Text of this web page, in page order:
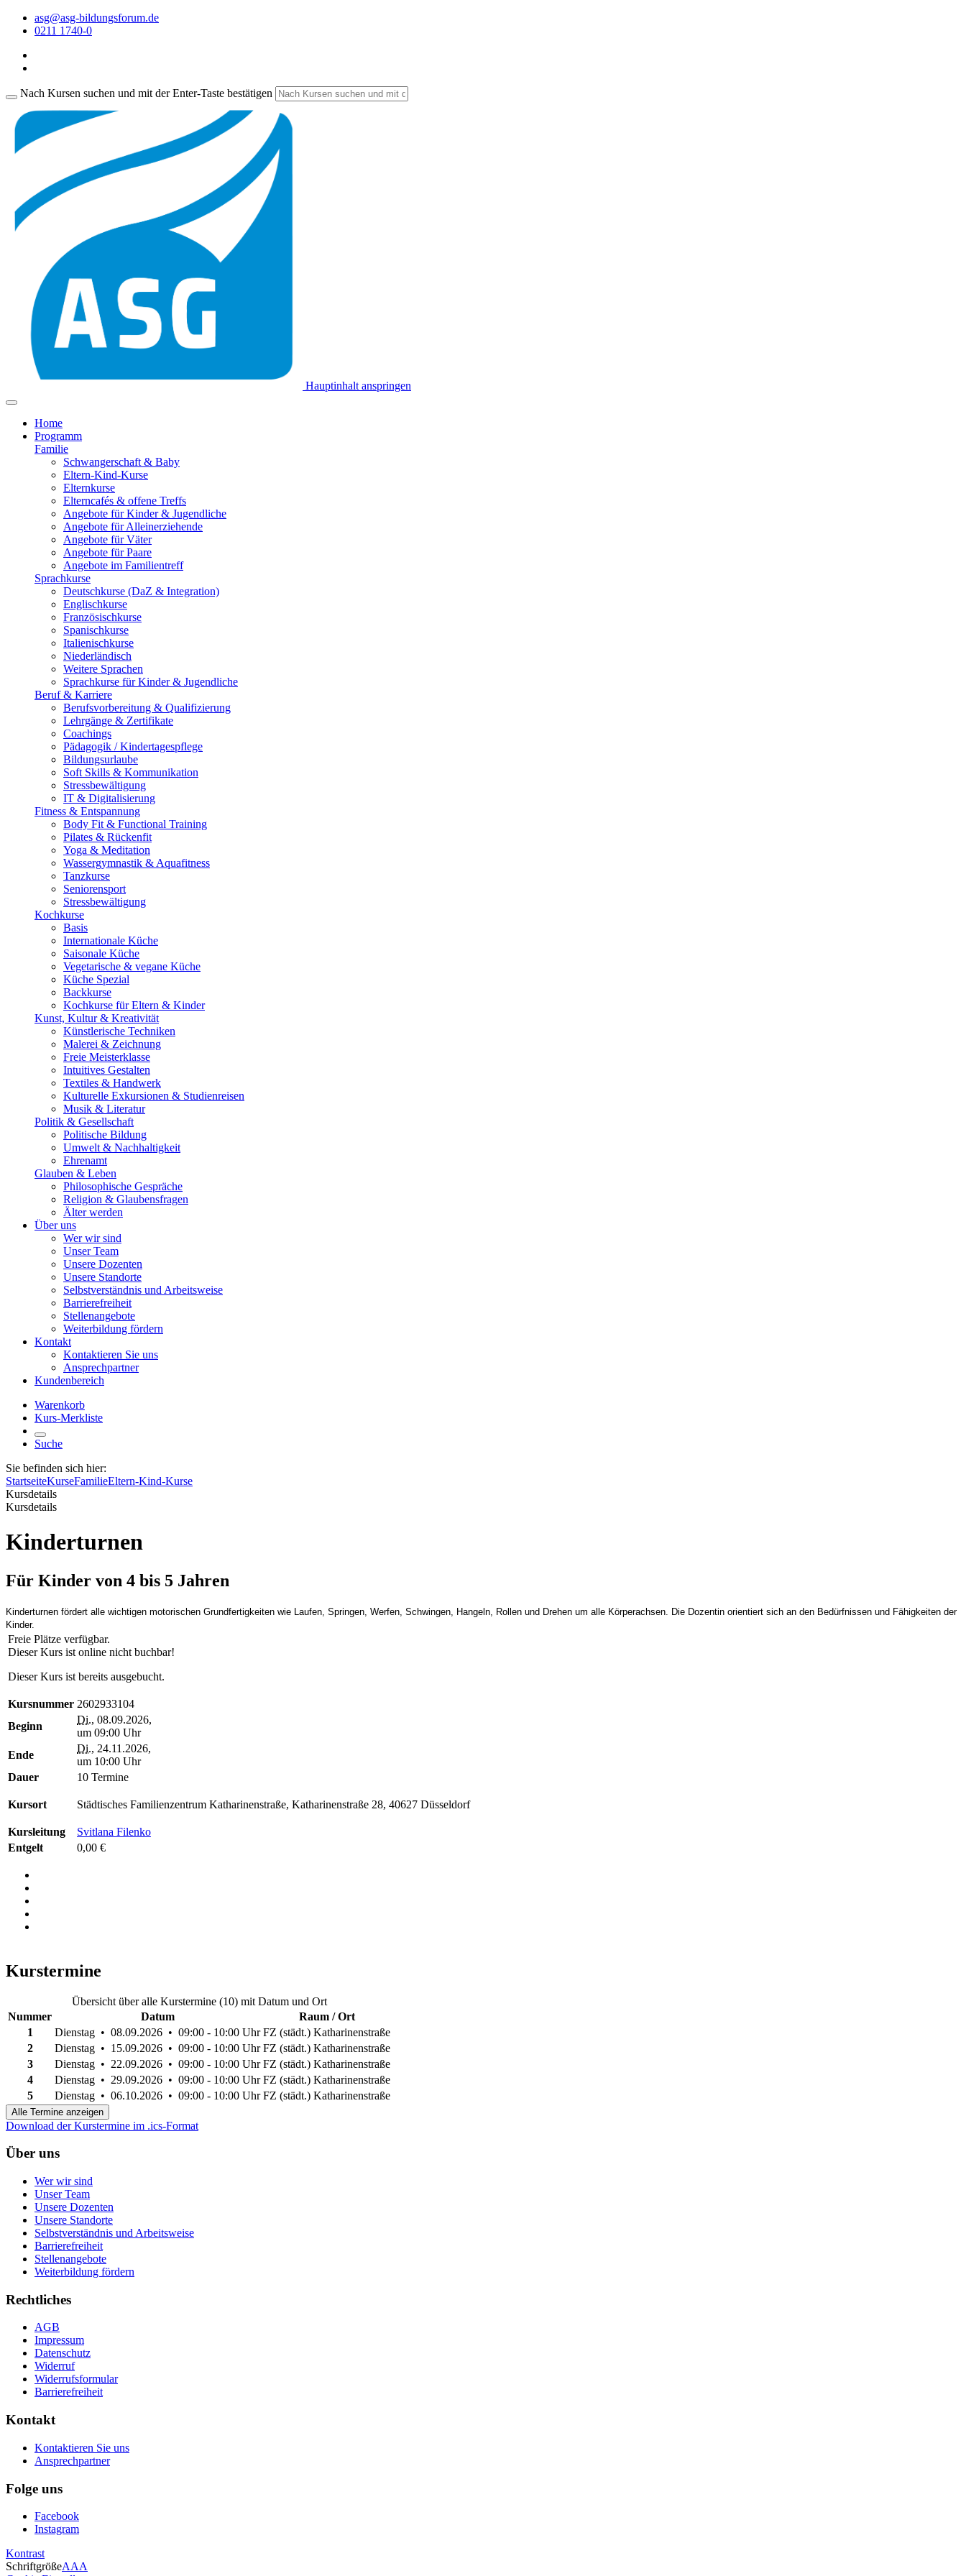
asg@asg-bildungsforum.de
0211 1740-0
Nach Kursen suchen und mit der Enter-Taste bestätigen
Hauptinhalt anspringen
Home
Programm
Familie
Schwangerschaft & Baby
Eltern-Kind-Kurse
Elternkurse
Elterncafés & offene Treffs
Angebote für Kinder & Jugendliche
Angebote für Alleinerziehende
Angebote für Väter
Angebote für Paare
Angebote im Familientreff
Sprachkurse
Deutschkurse (DaZ & Integration)
Englischkurse
Französischkurse
Spanischkurse
Italienischkurse
Niederländisch
Weitere Sprachen
Sprachkurse für Kinder & Jugendliche
Beruf & Karriere
Berufsvorbereitung & Qualifizierung
Lehrgänge & Zertifikate
Coachings
Pädagogik / Kindertagespflege
Bildungsurlaube
Soft Skills & Kommunikation
Stressbewältigung
IT & Digitalisierung
Fitness & Entspannung
Body Fit & Functional Training
Pilates & Rückenfit
Yoga & Meditation
Wassergymnastik & Aquafitness
Tanzkurse
Seniorensport
Stressbewältigung
Kochkurse
Basis
Internationale Küche
Saisonale Küche
Vegetarische & vegane Küche
Küche Spezial
Backkurse
Kochkurse für Eltern & Kinder
Kunst, Kultur & Kreativität
Künstlerische Techniken
Malerei & Zeichnung
Freie Meisterklasse
Intuitives Gestalten
Textiles & Handwerk
Kulturelle Exkursionen & Studienreisen
Musik & Literatur
Politik & Gesellschaft
Politische Bildung
Umwelt & Nachhaltigkeit
Ehrenamt
Glauben & Leben
Philosophische Gespräche
Religion & Glaubensfragen
Älter werden
Über uns
Wer wir sind
Unser Team
Unsere Dozenten
Unsere Standorte
Selbstverständnis und Arbeitsweise
Barrierefreiheit
Stellenangebote
Weiterbildung fördern
Kontakt
Kontaktieren Sie uns
Ansprechpartner
Kundenbereich
Warenkorb
Kurs-Merkliste
Suche
Sie befinden sich hier:
StartseiteKurseFamilieEltern-Kind-Kurse
Kursdetails
Kursdetails
Kinderturnen
Für Kinder von 4 bis 5 Jahren
Kinderturnen fördert alle wichtigen motorischen Grundfertigkeiten wie Laufen, Springen, Werfen, Schwingen, Hangeln, Rollen und Drehen um alle Körperachsen. Die Dozentin orientiert sich an den Bedürfnissen und Fähigkeiten der
Kinder.
Freie Plätze verfügbar.
Dieser Kurs ist online nicht buchbar!
Dieser Kurs ist bereits ausgebucht.
Kursnummer 2602933104
Beginn
Di., 08.09.2026,
um 09:00 Uhr
Ende
Di., 24.11.2026,
um 10:00 Uhr
Dauer
10 Termine
Kursort Städtisches Familienzentrum Katharinenstraße, Katharinenstraße 28, 40627 Düsseldorf
Kursleitung
Svitlana Filenko
Entgelt
0,00 €
Kurstermine
Übersicht über alle Kurstermine (10) mit Datum und Ort
Nummer
Datum
Raum / Ort
1
Dienstag • 08.09.2026 • 09:00 - 10:00 Uhr FZ (städt.) Katharinenstraße
2
Dienstag • 15.09.2026 • 09:00 - 10:00 Uhr FZ (städt.) Katharinenstraße
3
Dienstag • 22.09.2026 • 09:00 - 10:00 Uhr FZ (städt.) Katharinenstraße
4
Dienstag • 29.09.2026 • 09:00 - 10:00 Uhr FZ (städt.) Katharinenstraße
5
Dienstag • 06.10.2026 • 09:00 - 10:00 Uhr FZ (städt.) Katharinenstraße
Alle Termine anzeigen
Download der Kurstermine im .ics-Format
Über uns
Wer wir sind
Unser Team
Unsere Dozenten
Unsere Standorte
Selbstverständnis und Arbeitsweise
Barrierefreiheit
Stellenangebote
Weiterbildung fördern
Rechtliches
AGB
Impressum
Datenschutz
Widerruf
Widerrufsformular
Barrierefreiheit
Kontakt
Kontaktieren Sie uns
Ansprechpartner
Folge uns
Facebook
Instagram
Kontrast
SchriftgrößeAAA